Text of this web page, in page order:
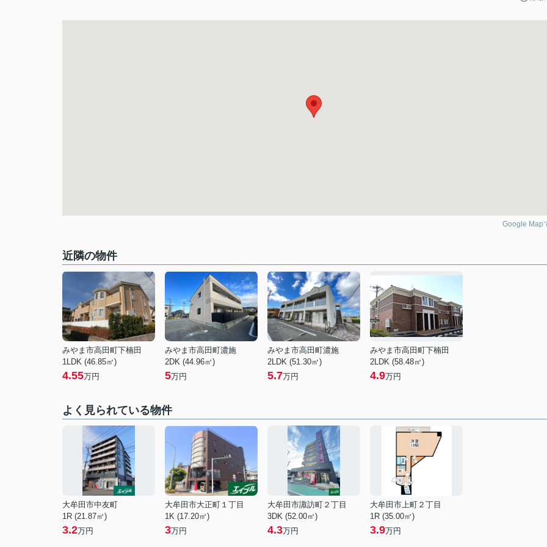
Google Map
近隣の物件
みやま市高田町下楠田
1LDK (46.85㎡)
4.55万円
みやま市高田町濃施
2DK (44.96㎡)
5万円
みやま市高田町濃施
2LDK (51.30㎡)
5.7万円
みやま市高田町下楠田
2LDK (58.48㎡)
4.9万円
よく見られている物件
大牟田市中友町
1R (21.87㎡)
3.2万円
大牟田市大正町１丁目
1K (17.20㎡)
3万円
大牟田市諏訪町２丁目
3DK (52.00㎡)
4.3万円
大牟田市上町２丁目
1R (35.00㎡)
3.9万円